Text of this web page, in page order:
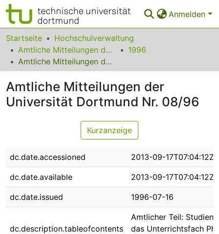
Anmelden
Bereiche & Sammlungen
Das gesamte Repositorium
FAQ
Zurück zur Startseite
Startseite
Hochschulverwaltung
Amtliche Mitteilungen der Technischen Universität Dortmund
1996
Amtliche Mitteilungen der Universität Dortmund Nr. 08/96
Amtliche Mitteilungen der
Universität Dortmund Nr. 08/96
Kurzanzeige
dc.date.accessioned 2013-09-17T07:04:12Z
dc.date.available 2013-09-17T07:04:12Z
dc.date.issued 1996-07-16
dc.description.tableofcontents
Amtlicher Teil:
das Unterrichtsfach